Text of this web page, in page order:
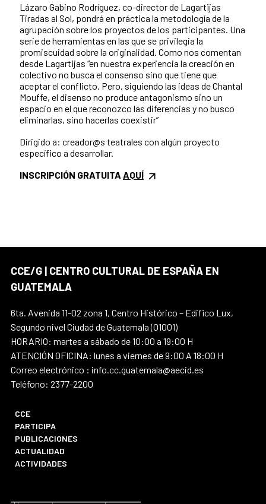
Lázaro Gabino Rodríguez, co-director de Lagartijas
Tiradas al Sol, pondrá en práctica la metodología de la
agrupación sobre los proyectos de los participantes. Una
serie de herramientas en las que se privilegia la
promiscuidad sobre la originalidad. Como nos comentan
desde Lagartijas “en nuestra experiencia la creación en
colectivo no busca el consenso sino que tiene que
aceptar el conflicto. Pero, siguiendo las ideas de Chantal
Mouffe, el disenso no produce antagonismo sino un
espacio en el que reconozco las diferencias y no busco
eliminarlas, sino hacerlas coexistir”
Dirigido a: creador@s teatrales con algún proyecto
específico a desarrollar.
INSCRIPCIÓN GRATUITA AQUÍ
CCE/G | CENTRO CULTURAL DE ESPAÑA EN
GUATEMALA
6ta. Avenida 11-02 zona 1, Centro Histórico – Edifico Lux,
Segundo nivel Ciudad de Guatemala (01001)
HORARIO: martes a sábado de 10:00 a 19:00 H
ATENCIÓN OFICINA: lunes a viernes de 9:00 A 18:00 H
Correo electrónico : info.cc.guatemala@aecid.es
Teléfono: 2377-2200
CCE
PARTICIPA
PUBLICACIONES
ACTUALIDAD
ACTIVIDADES